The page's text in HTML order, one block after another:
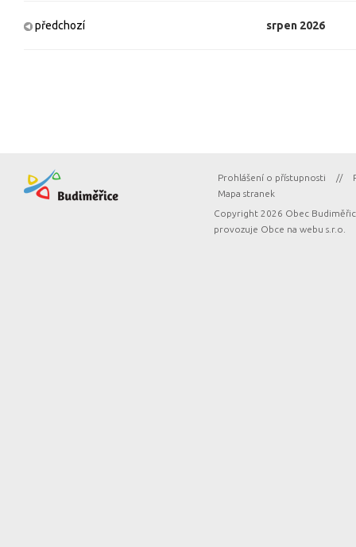
předchozí srpen 2026
Prohlášení o přístupnosti //
Mapa stranek
Copyright 2026 Obec
provozuje Obce na webu s.r.o.